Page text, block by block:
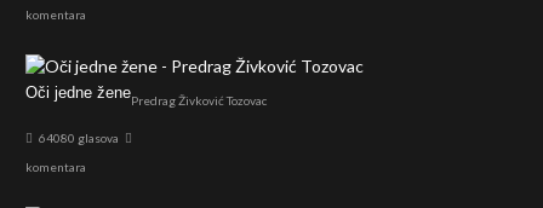
komentara
Oči jedne ženePredrag Živković Tozovac
64080 glasova
komentara